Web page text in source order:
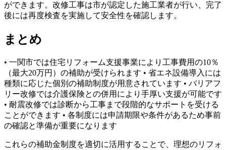
ができます。改修工事は市が認定した施工業者が行い、完了
後には再度検査を実施して安全性を確認します。
まとめ
• 一関市では住宅リフォーム支援事業により工事費用の10％
（最大20万円）の補助が受けられます • 省エネ設備導入には
種類に応じた個別の補助制度が用意されています • バリアフ
リー改修では介護保険との併用により手厚い支援が可能です
• 耐震改修では診断から工事まで段階的なサポートを受ける
ことができます • 各制度には申請期限や条件があるため事前
の確認と準備が重要になります
これらの補助金制度を適切に活用することで、理想のリフォ